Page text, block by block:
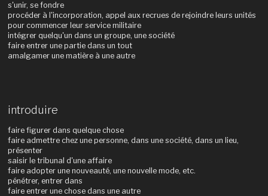
s'unir, se fondre
procéder à l'incorporation, appel aux recrues de rejoindre leurs unités
pour commencer leur service militaire
intégrer quelqu'un dans un groupe, une société
faire entrer une partie dans un tout
amalgamer une matière à une autre
introduire
faire figurer dans quelque chose
faire admettre chez une personne, dans une société, dans un lieu,
présenter
saisir le tribunal d'une affaire
faire adopter une nouveauté, une nouvelle mode, etc.
pénétrer, entrer dans
faire entrer une chose dans une autre